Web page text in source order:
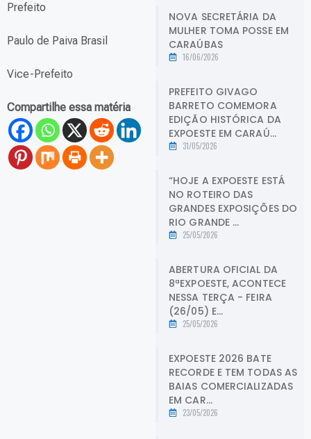
Prefeito
Paulo de Paiva Brasil
Vice-Prefeito
Compartilhe essa matéria
NOVA SECRETÁRIA DA
MULHER TOMA POSSE EM
CARAÚBAS
16/06/2026
PREFEITO GIVAGO
BARRETO COMEMORA
EDIÇÃO HISTÓRICA DA
EXPOESTE EM CARAÚ...
31/05/2026
“HOJE A EXPOESTE ESTÁ
NO ROTEIRO DAS
GRANDES EXPOSIÇÕES DO
RIO GRANDE ...
25/05/2026
ABERTURA OFICIAL DA
8ªEXPOESTE, ACONTECE
NESSA TERÇA - FEIRA
(26/05) E...
25/05/2026
EXPOESTE 2026 BATE
RECORDE E TEM TODAS AS
BAIAS COMERCIALIZADAS
EM CAR...
23/05/2026